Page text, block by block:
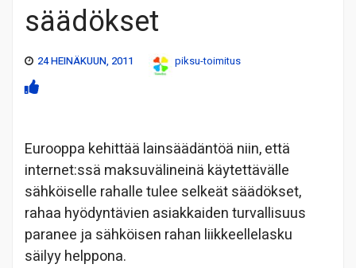
säädökset
24 HEINÄKUUN, 2011 piksu-toimitus
Eurooppa kehittää lainsäädäntöä niin, että
internet:ssä maksuvälineinä käytettävälle
sähköiselle rahalle tulee selkeät säädökset,
rahaa hyödyntävien asiakkaiden turvallisuus
paranee ja sähköisen rahan liikkeellelasku
säilyy helppona.